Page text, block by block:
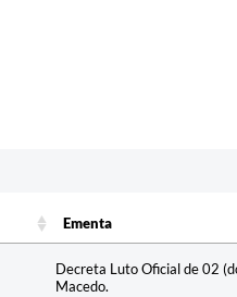
Ementa
Decreta Luto Oficial de 02
Macedo.